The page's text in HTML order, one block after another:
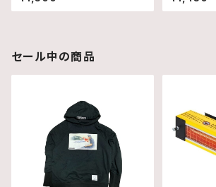
セール中の商品